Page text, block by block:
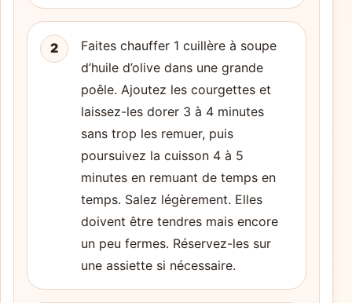
2
Faites chauffer 1 cuillère à soupe
d’huile d’olive dans une grande
poêle. Ajoutez les courgettes et
laissez-les dorer 3 à 4 minutes
sans trop les remuer, puis
poursuivez la cuisson 4 à 5
minutes en remuant de temps en
temps. Salez légèrement. Elles
doivent être tendres mais encore
un peu fermes. Réservez-les sur
une assiette si nécessaire.